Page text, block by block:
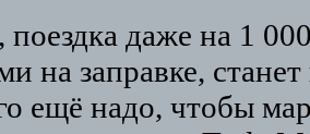
поездка даже на 1
на заправке,
ещё надо, чтобы